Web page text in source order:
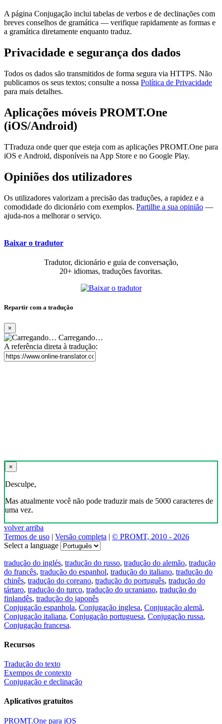
A página Conjugação inclui tabelas de verbos e de declinações com
breves conselhos de gramática — verifique rapidamente as formas e
a gramática diretamente enquanto traduz.
Privacidade e segurança dos dados
Todos os dados são transmitidos de forma segura via HTTPS. Não
publicamos os seus textos; consulte a nossa Política de Privacidade
para mais detalhes.
Aplicações móveis PROMT.One
(iOS/Android)
TTraduza onde quer que esteja com as aplicações PROMT.One para
iOS e Android, disponíveis na App Store e no Google Play.
Opiniões dos utilizadores
Os utilizadores valorizam a precisão das traduções, a rapidez e a
comodidade do dicionário com exemplos. Partilhe a sua opinião —
ajuda-nos a melhorar o serviço.
Baixar o tradutor
Tradutor, dicionário e guia de conversação,
20+ idiomas, traduções favoritas.
Repartir com a tradução
×
Carregando…
A referência direta à tradução:
×
Desculpe,
Mas atualmente você não pode traduzir mais de 5000 caracteres de
uma vez.
volver arriba
Termos de uso | Versão completa | © PROMT, 2010 - 2026
Select a language
tradução do inglés, tradução do russo, tradução do alemão, tradução
do francês, tradução do espanhol, tradução do italiano, tradução do
chinês, tradução do coreano, tradução do português, tradução do
tártaro, tradução do turco, tradução do ucraniano, tradução do
finlandês, tradução do japonês
Conjugação espanhola, Conjugação inglesa, Conjugação alemã,
Conjugação italiana, Conjugação portuguesa, Conjugação russa,
Conjugação francesa.
Recursos
Tradução do texto
Exempos de contexto
Conjugação e declinação
Aplicativos gratuitos
PROMT.One para iOS